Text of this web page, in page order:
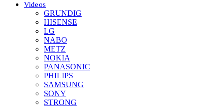
Videos
GRUNDIG
HISENSE
LG
NABO
METZ
NOKIA
PANASONIC
PHILIPS
SAMSUNG
SONY
STRONG